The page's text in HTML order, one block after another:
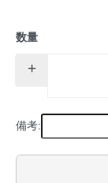
数量
+
備考: